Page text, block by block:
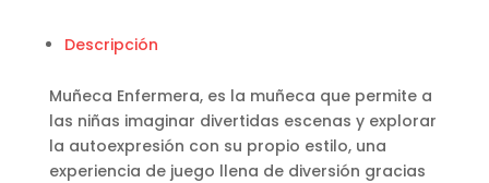
Descripción
Muñeca Enfermera, es la muñeca que permite a
las niñas imaginar divertidas escenas y explorar
la autoexpresión con su propio estilo, una
experiencia de juego llena de diversión gracias